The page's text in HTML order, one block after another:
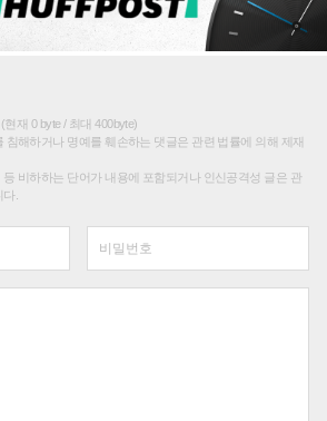
재 0 byte / 최대 400byte)
침해하거나 명예를 훼손하는 댓글은 관련 법률에 의해 제재
비하하는 단어가 내용에 포함되거나 인신공격성 글은 관
.